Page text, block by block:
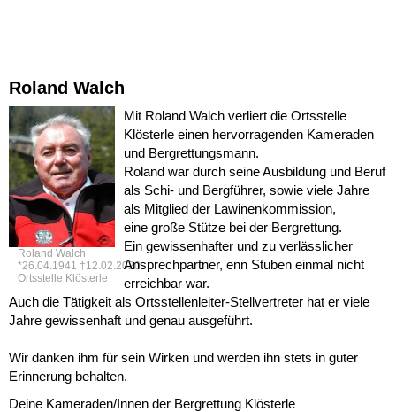
Roland Walch
Roland Walch
*26.04.1941 †12.02.2020
Ortsstelle Klösterle
Mit Roland Walch verliert die Ortsstelle
Klösterle einen hervorragenden Kameraden
und Bergrettungsmann.
Roland war durch seine Ausbildung und Beruf
als Schi- und Bergführer, sowie viele Jahre
als Mitglied der Lawinenkommission,
eine große Stütze bei der Bergrettung.
Ein gewissenhafter und zu verlässlicher
Ansprechpartner, enn Stuben einmal nicht
erreichbar war.
Auch die Tätigkeit als Ortsstellenleiter-Stellvertreter hat er viele
Jahre gewissenhaft und genau ausgeführt.
Wir danken ihm für sein Wirken und werden ihn stets in guter
Erinnerung behalten.
Deine Kameraden/Innen der Bergrettung Klösterle